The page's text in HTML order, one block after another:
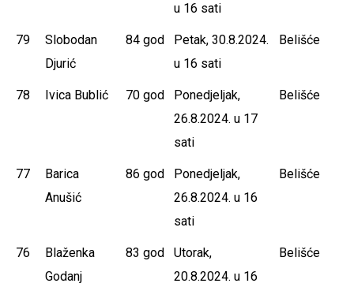
u 16 sati
79
Slobodan
Djurić
84 god
Petak, 30.8.2024.
u 16 sati
Belišće
78 Ivica Bublić 70 god
Ponedjeljak,
26.8.2024. u 17
sati
Belišće
77
Barica
Anušić
86 god
Ponedjeljak,
26.8.2024. u 16
sati
Belišće
76
Blaženka
Godanj
83 god
Utorak,
20.8.2024. u 16
Belišće